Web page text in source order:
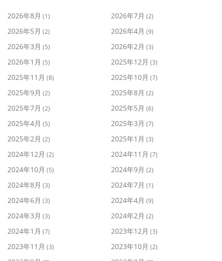
2026年8月 (1) 2026年7月 (2)
2026年5月 (2) 2026年4月 (9)
2026年3月 (5) 2026年2月 (3)
2026年1月 (5) 2025年12月 (3)
2025年11月 (8) 2025年10月 (7)
2025年9月 (2) 2025年8月 (2)
2025年7月 (2) 2025年5月 (6)
2025年4月 (5) 2025年3月 (7)
2025年2月 (2) 2025年1月 (3)
2024年12月 (2) 2024年11月 (7)
2024年10月 (5) 2024年9月 (2)
2024年8月 (3) 2024年7月 (1)
2024年6月 (3) 2024年4月 (9)
2024年3月 (3) 2024年2月 (2)
2024年1月 (7) 2023年12月 (3)
2023年11月 (3) 2023年10月 (2)